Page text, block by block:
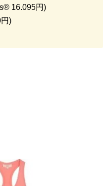
16.095円)
円)